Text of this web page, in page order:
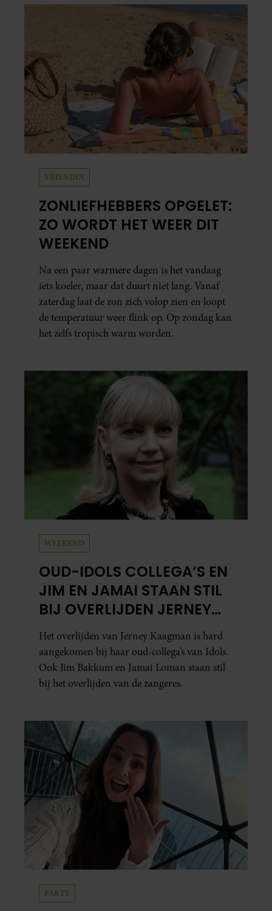
VRIENDIN
ZONLIEFHEBBERS OPGELET:
ZO WORDT HET WEER DIT
WEEKEND
Na een paar warmere dagen is het vandaag
iets koeler, maar dat duurt niet lang. Vanaf
zaterdag laat de zon zich volop zien en loopt
de temperatuur weer flink op. Op zondag kan
het zelfs tropisch warm worden.
WEEKEND
OUD-IDOLS COLLEGA’S EN
JIM EN JAMAI STAAN STIL
BIJ OVERLIJDEN JERNEY
KAAGMAN
Het overlijden van Jerney Kaagman is hard
aangekomen bij haar oud-collega’s van Idols.
Ook Jim Bakkum en Jamai Loman staan stil
bij het overlijden van de zangeres.
PARTY